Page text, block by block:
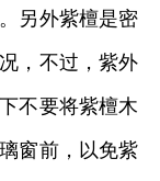
另外紫檀是密
，不过，紫外
不要将紫檀木
窗前，以免紫